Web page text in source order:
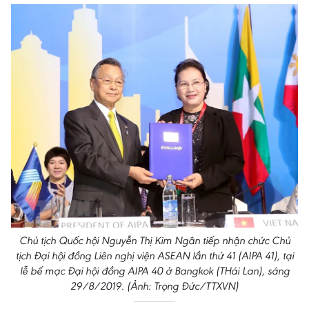
Chủ tịch Quốc hội Nguyễn Thị Kim Ngân tiếp nhận chức Chủ
tịch Đại hội đồng Liên nghị viện ASEAN lần thứ 41 (AIPA 41), tại
lễ bế mạc Đại hội đồng AIPA 40 ở Bangkok (THái Lan), sáng
29/8/2019. (Ảnh: Trọng Đức/TTXVN)